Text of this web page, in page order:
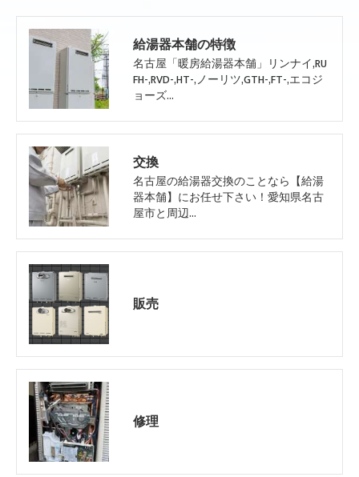
給湯器本舗の特徴
名古屋「暖房給湯器本舗」リンナイ,RU
FH-,RVD-,HT-,ノーリツ,GTH-,FT-,エコジ
ョーズ…
交換
名古屋の給湯器交換のことなら【給湯
器本舗】にお任せ下さい！愛知県名古
屋市と周辺…
販売
修理